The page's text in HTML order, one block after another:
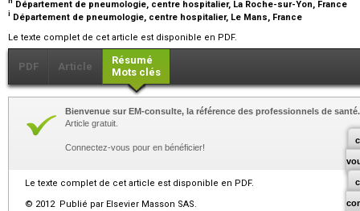
Département de pneumologie, centre hospitalier, La Roche-sur-Yon, France
i Département de pneumologie, centre hospitalier, Le Mans, France
Le texte complet de cet article est disponible en PDF.
PDF Article
Résumé
Mots clés
Bienvenue sur EM-consulte, la référence des professionnels de santé.
Article gratuit.
Connectez-vous pour en bénéficier!
Le texte complet de cet article est disponible en PDF.
© 2012 Publié par Elsevier Masson SAS.